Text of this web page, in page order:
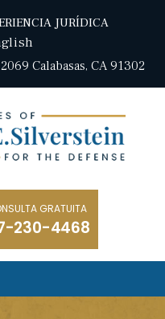
JURÍDICA
Calabasas, CA 91302
GRATUITA
230-4468